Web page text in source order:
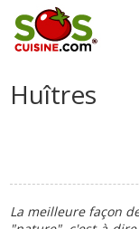
Huîtres
La meilleure façon